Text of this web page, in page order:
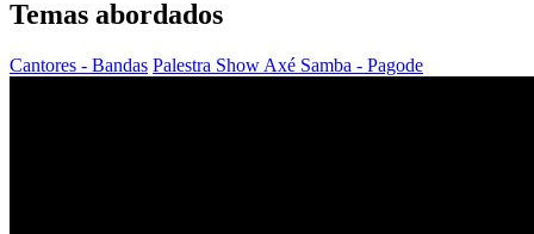
Temas abordados
Cantores - Bandas Palestra Show Axé Samba - Pagode